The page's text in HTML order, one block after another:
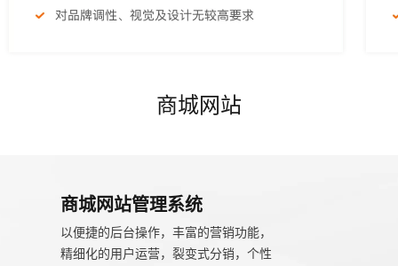
商城网站
商城网站管理系统
以便捷的后台操作，丰富的营销功能，
精细化的用户运营，裂变式分销，个性